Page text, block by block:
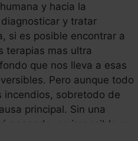
y hacia la
y tratar
si es posible encontrar a
terapias mas ultra
que nos lleva a esas
Pero aunque todo
incendios, sobretodo de
principal. Sin una
pasando, es imposible su